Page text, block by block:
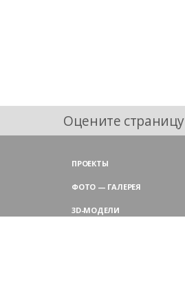
Оцените страницу
ПРОЕКТЫ
ФОТО — ГАЛЕРЕЯ
3D-МОДЕЛИ